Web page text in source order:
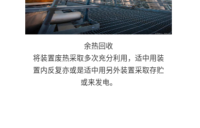
余热回收
将装置废热采取多次充分利用，适中用装
置内反复亦或是适中用另外装置采取存贮
或来发电。